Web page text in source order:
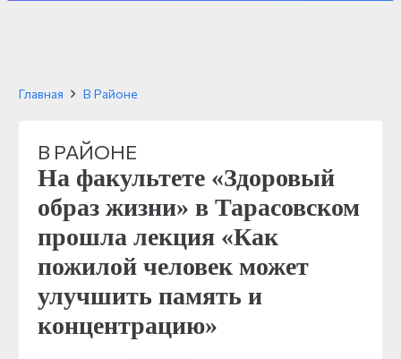
Главная В Районе
В РАЙОНЕ
На факультете «Здоровый
образ жизни» в Тарасовском
прошла лекция «Как
пожилой человек может
улучшить память и
концентрацию»